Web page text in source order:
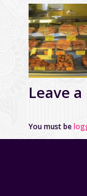
Leave
You must be